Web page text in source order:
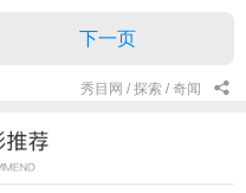
下一页
秀目网 / 探索 / 奇闻